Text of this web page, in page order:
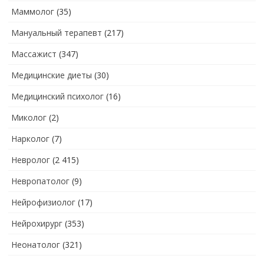
Маммолог (35)
Мануальный терапевт (217)
Массажист (347)
Медицинские диеты (30)
Медицинский психолог (16)
Миколог (2)
Нарколог (7)
Невролог (2 415)
Невропатолог (9)
Нейрофизиолог (17)
Нейрохирург (353)
Неонатолог (321)